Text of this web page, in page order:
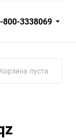
800-3338069
Корзина пуста